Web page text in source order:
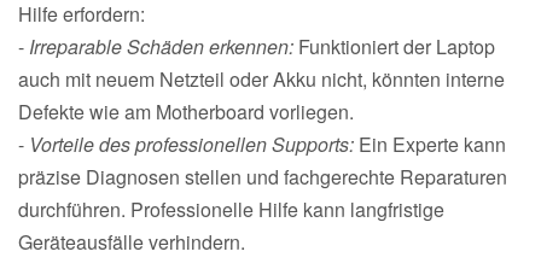
Hilfe erfordern:
- Irreparable Schäden erkennen: Funktioniert der Laptop
auch mit neuem Netzteil oder Akku nicht, könnten interne
Defekte wie am Motherboard vorliegen.
- Vorteile des professionellen Supports: Ein Experte kann
präzise Diagnosen stellen und fachgerechte Reparaturen
durchführen. Professionelle Hilfe kann langfristige
Geräteausfälle verhindern.